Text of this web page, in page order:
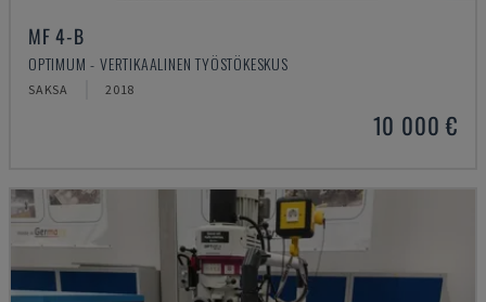
MF 4-B
OPTIMUM - VERTIKAALINEN TYÖSTÖKESKUS
SAKSA 2018
10 000 €